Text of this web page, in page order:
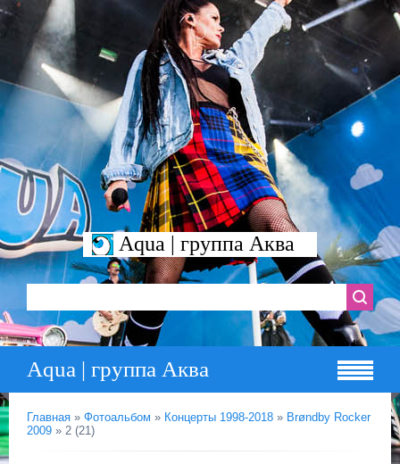
Aqua | группа Аква
Aqua | группа Аква
Главная » Фотоальбом » Концерты 1998-2018 » Brøndby Rocker
2009 » 2 (21)